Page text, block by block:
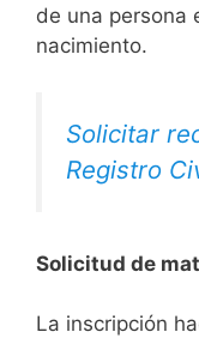
de una persona
nacimiento.
Solicitar
Registro
Solicitud de
La inscripción